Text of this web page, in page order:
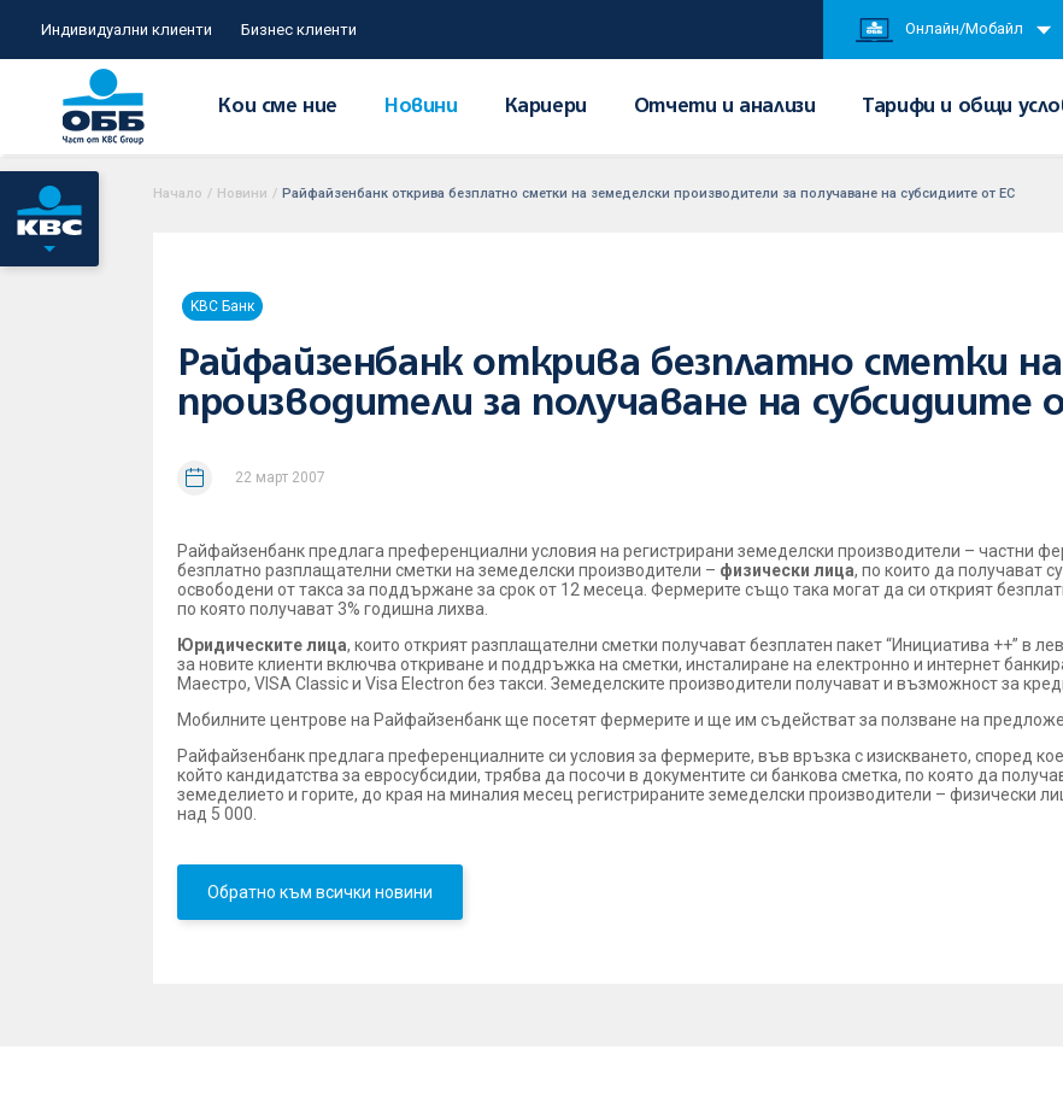
Индивидуални клиенти Бизнес клиенти Онлайн/Мобайл
Кои сме ние Новини Кариери Отчети и анализи Тарифи и общи
Начало / Новини / Райфайзенбанк открива безплатно сметки на земеделски производители за получаване на субсидиите от ЕС
KBC Банк
Райфайзенбанк открива безплатно сметки на
производители за получаване на субсидиите
22 март 2007
Райфайзенбанк предлага преференциални условия на регистрирани земеделски производители – частни
безплатно разплащателни сметки на земеделски производители – физически лица, по които да получават
освободени от такса за поддържане за срок от 12 месеца. Фермерите също така могат да си открият
по която получават 3% годишна лихва.
Юридическите лица, които открият разплащателни сметки получават безплатен пакет “Инициатива ++” в
за новите клиенти включва откриване и поддръжка на сметки, инсталиране на електронно и интернет
Маестро, VISA Classic и Visa Electron без такси. Земеделските производители получават и възможност за
Мобилните центрове на Райфайзенбанк ще посетят фермерите и ще им съдействат за ползване на
Райфайзенбанк предлага преференциалните си условия за фермерите, във връзка с изискването, според
който кандидатства за евросубсидии, трябва да посочи в документите си банкова сметка, по която да
земеделието и горите, до края на миналия месец регистрираните земеделски производители – физически
над 5 000.
Обратно към всички новини